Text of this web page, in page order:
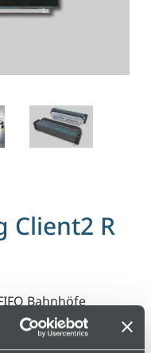
Client2 R
Bahnhöfe
neben